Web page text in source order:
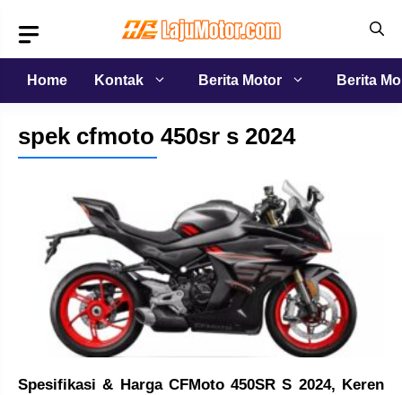
isi
Home
Kontak Berita Motor Berita
spek cfmoto 450sr s 2024
Spesifikasi & Harga CFMoto 450SR S 2024, Keren